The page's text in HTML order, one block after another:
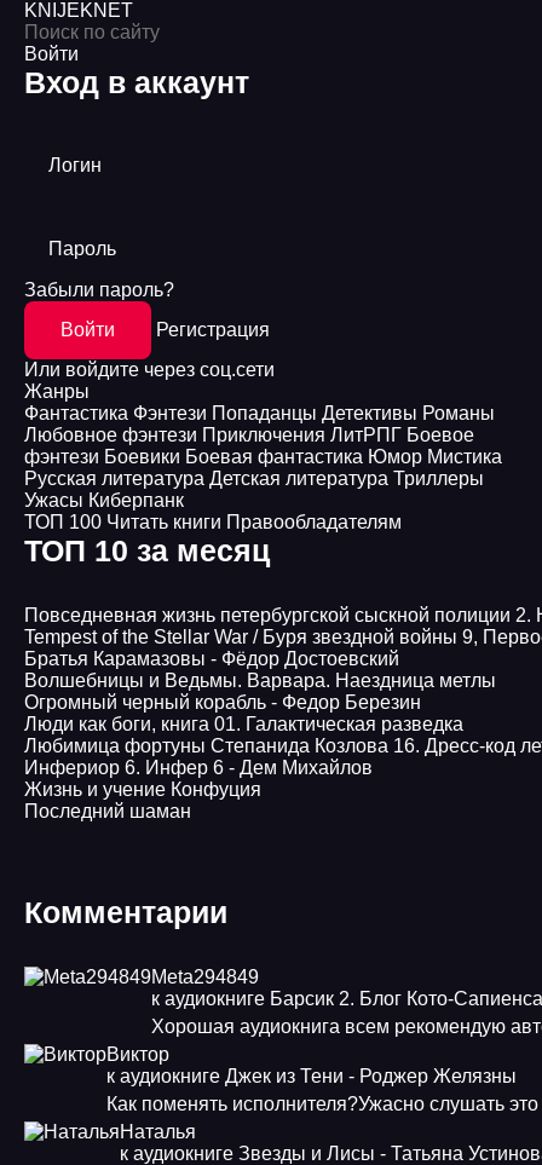
KNIJEKNET
Войти
Вход в аккаунт
Логин
Пароль
Забыли пароль?
Войти
Регистрация
Или войдите через соц.сети
Жанры
Фантастика Фэнтези Попаданцы Детективы Романы
Любовное фэнтези Приключения ЛитРПГ Боевое
фэнтези Боевики Боевая фантастика Юмор Мистика
Русская литература Детская литература Триллеры
Ужасы Киберпанк
ТОП 100 Читать книги Правообладателям
ТОП 10 за месяц
Повседневная жизнь петербургской сыскной полиции
Tempest of the Stellar War / Буря звездной войны 9,
Братья Карамазовы - Фёдор Достоевский
Волшебницы и Ведьмы. Варвара. Наездница метлы
Огромный черный корабль - Федор Березин
Люди как боги, книга 01. Галактическая разведка
Любимица фортуны Степанида Козлова 16. Дресс-код
Инфериор 6. Инфер 6 - Дем Михайлов
Жизнь и учение Конфуция
Последний шаман
Комментарии
Meta294849
к аудиокниге Барсик 2. Блог Кото-
Хорошая аудиокнига всем рекомендую
Виктор
к аудиокниге Джек из Тени - Роджер Желязны
Как поменять исполнителя?Ужасно слушать
Наталья
к аудиокниге Звезды и Лисы - Татьяна